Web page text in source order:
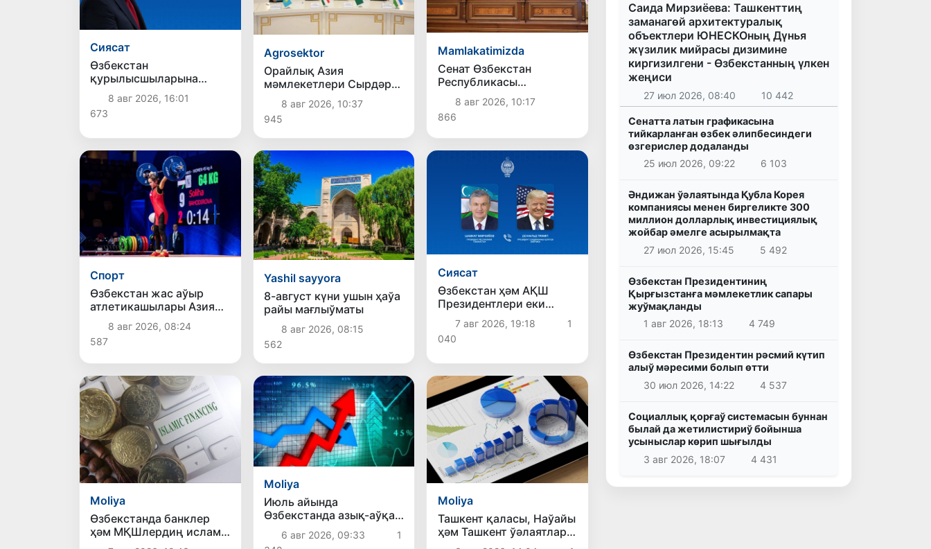
Сиясат
Өзбекстан
қурылысшыларына
байрам қутлықлаўы
8 авг 2026, 16:01
673
Agrosektor
Орайлық Азия
мәмлекетлери Сырдәрья
бассейнинде суўды
есапқа алыўды
автоматластырыў
жойбарын мақуллады
8 авг 2026, 10:37
945
Mamlakatimizda
Сенат Өзбекстан
Республикасы
Президенти
Администрациясының
ҳуқықый статусы
Конституциялық
нызамды мақуллады
8 авг 2026, 10:17
866
Спорт
Өзбекстан жас аўыр
атлетикашылары Азия
чемпионатында биринши
медальды қолға
киргизди
8 авг 2026, 08:24
587
Yashil sayyora
8-август күни ушын ҳаўа
райы мағлыўматы
8 авг 2026, 08:15
562
Сиясат
Өзбекстан ҳәм АҚШ
Президентлери еки
тәреплеме
қатнасықларды буннан
былай да беккемлеў
7 авг 2026, 19:18
1
040
Moliya
Өзбекстанда банклер
ҳәм МҚШлердиң ислам
банк жумысына өтиў
Moliya
Июль айында
Өзбекстанда азық-аўқат
өнимлери баҳасының
төменлеўи, айырым
6 авг 2026, 09:33
1
Moliya
Ташкент қаласы, Наўайы
ҳәм Ташкент ўәлаятлары
биринши ярым
Саида Мирзиёева: Ташкенттиң
заманагөй архитектуралық
объектлери ЮНЕСКОның Дүнья
жүзилик мийрасы дизимине
киргизилгени - Өзбекстанның үлкен
жеңиси
27 июл 2026, 08:40 10 442
Сенатта латын графикасына
тийкарланған өзбек әлипбесиндеги
өзгерислер додаланды
25 июл 2026, 09:22
6 103
Әндижан ўәлаятында Қубла Корея
компаниясы менен биргеликте 300
миллион долларлық инвестициялық
жойбар әмелге асырылмақта
27 июл 2026, 15:45
5 492
Өзбекстан Президентиниң
Қырғызстанға мәмлекетлик сапары
жуўмақланды
1 авг 2026, 18:13
4 749
Өзбекстан Президентин рәсмий күтип
алыў мәресими болып өтти
30 июл 2026, 14:22
4 537
Социаллық қорғаў системасын буннан
былай да жетилистириў бойынша
усыныслар көрип шығылды
3 авг 2026, 18:07
4 431